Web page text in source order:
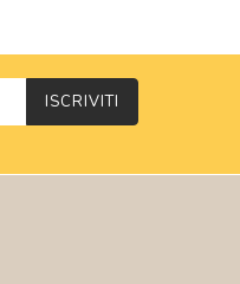
ISCRIVITI